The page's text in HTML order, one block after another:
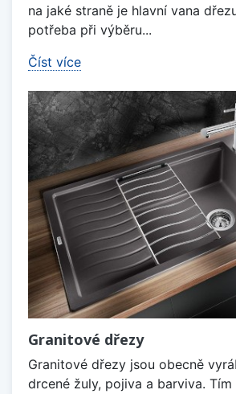
na jaké straně je hlavní vana
potřeba při výběru...
Číst více
Granitové dřezy
Granitové dřezy jsou obecně
drcené žuly, pojiva a barviva. Tím